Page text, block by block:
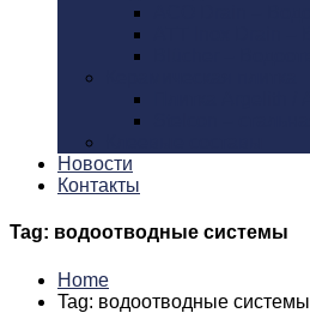
Новости
Контакты
Tag: водоотводные системы
Home
Tag: водоотводные системы